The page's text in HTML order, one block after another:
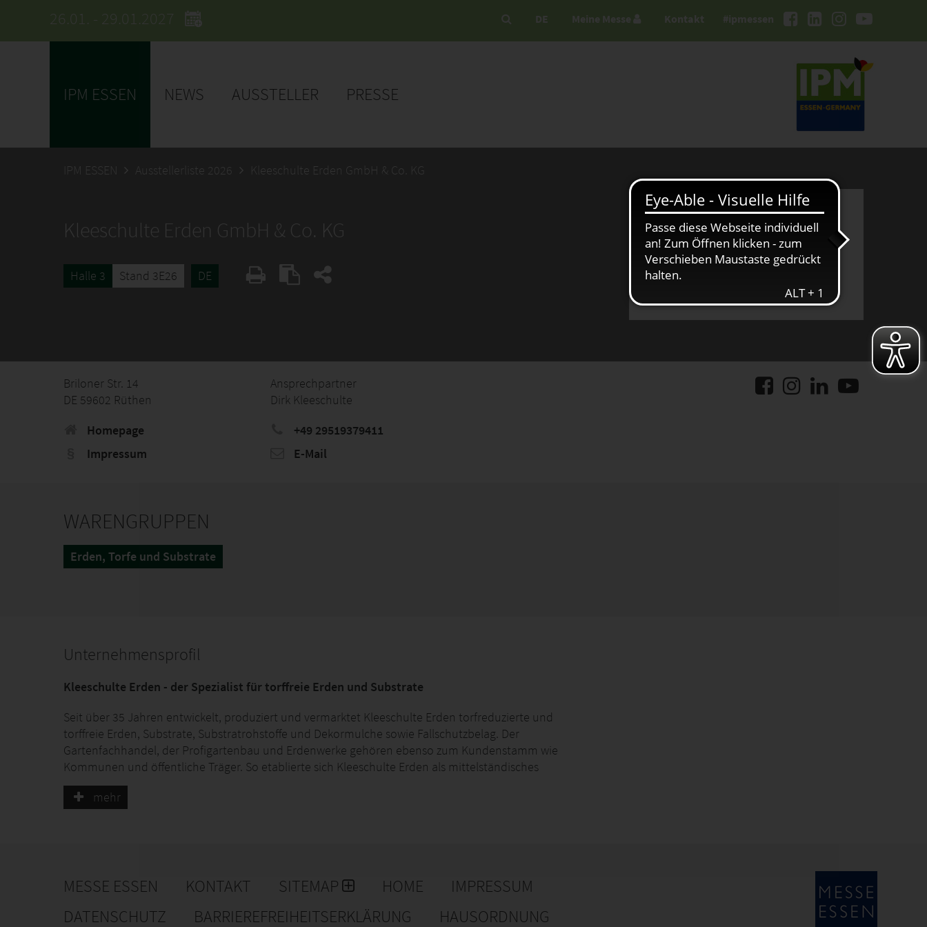
26.01. - 29.01.2027 #ipmessen
DE Meine Messe Kontakt
IPM ESSEN NEWS AUSSTELLER PRESSE
IPM ESSEN Ausstellerliste 2026 Kleeschulte Erden GmbH & Co. KG
Kleeschulte Erden GmbH & Co. KG
Halle 3 Stand 3E26 DE
Briloner Str. 14
DE 59602 Rüthen
Homepage
Impressum
Ansprechpartner
Dirk Kleeschulte
+49 29519379411
E-Mail
WARENGRUPPEN
Erden, Torfe und Substrate
Unternehmensprofil
Kleeschulte Erden - der Spezialist für torffreie Erden und Substrate
Seit über 35 Jahren entwickelt, produziert und vermarktet Kleeschulte Erden torfreduzierte und
torffreie Erden, Substrate, Substratrohstoffe und Dekormulche sowie Fallschutzbelag. Der
Gartenfachhandel, der Profigartenbau und Erdenwerke gehören ebenso zum Kundenstamm wie
Kommunen und öffentliche Träger. So etablierte sich Kleeschulte Erden als mittelständisches
Unternehmen im Marktsegment der nachhaltigen Erden und ist Innovationsführer im Bereich
Torfersatzstoffe mit Kunden in ganz Europa. 2023 wurde Kleeschulte Erden in die RETERRA West
mehr
MESSE ESSEN KONTAKT SITEMAP HOME
IMPRESSUM
DATENSCHUTZ
BARRIEREFREIHEITSERKLÄRUNG HAUSORDNUNG